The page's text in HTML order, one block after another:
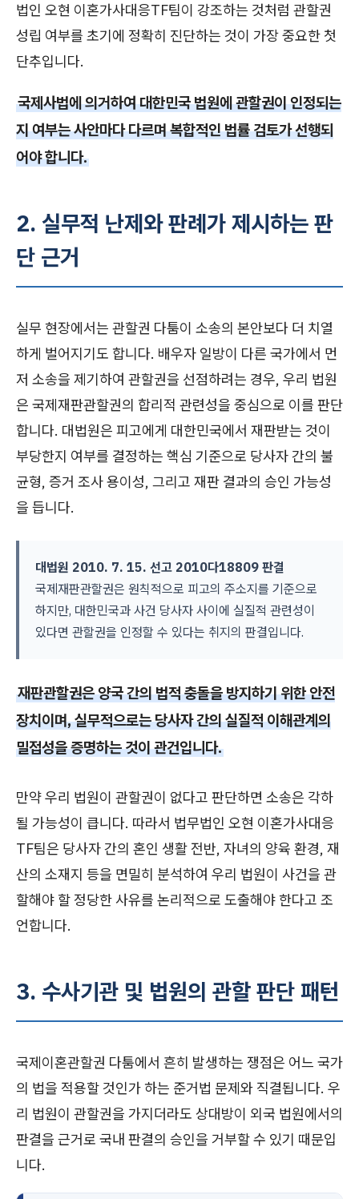
법인 오현 이혼가사대응TF팀이 강조하는 것처럼 관할권
성립 여부를 초기에 정확히 진단하는 것이 가장 중요한 첫
단추입니다.
국제사법에 의거하여 대한민국 법원에 관할권이 인정되는
지 여부는 사안마다 다르며 복합적인 법률 검토가 선행되
어야 합니다.
2. 실무적 난제와 판례가 제시하는 판
단 근거
실무 현장에서는 관할권 다툼이 소송의 본안보다 더 치열
하게 벌어지기도 합니다. 배우자 일방이 다른 국가에서 먼
저 소송을 제기하여 관할권을 선점하려는 경우, 우리 법원
은 국제재판관할권의 합리적 관련성을 중심으로 이를 판단
합니다. 대법원은 피고에게 대한민국에서 재판받는 것이
부당한지 여부를 결정하는 핵심 기준으로 당사자 간의 불
균형, 증거 조사 용이성, 그리고 재판 결과의 승인 가능성
을 듭니다.
대법원 2010. 7. 15. 선고 2010다18809 판결
국제재판관할권은 원칙적으로 피고의 주소지를 기준으로
하지만, 대한민국과 사건 당사자 사이에 실질적 관련성이
있다면 관할권을 인정할 수 있다는 취지의 판결입니다.
재판관할권은 양국 간의 법적 충돌을 방지하기 위한 안전
장치이며, 실무적으로는 당사자 간의 실질적 이해관계의
밀접성을 증명하는 것이 관건입니다.
만약 우리 법원이 관할권이 없다고 판단하면 소송은 각하
될 가능성이 큽니다. 따라서 법무법인 오현 이혼가사대응
TF팀은 당사자 간의 혼인 생활 전반, 자녀의 양육 환경, 재
산의 소재지 등을 면밀히 분석하여 우리 법원이 사건을 관
할해야 할 정당한 사유를 논리적으로 도출해야 한다고 조
언합니다.
3. 수사기관 및 법원의 관할 판단 패턴
국제이혼관할권 다툼에서 흔히 발생하는 쟁점은 어느 국가
의 법을 적용할 것인가 하는 준거법 문제와 직결됩니다. 우
리 법원이 관할권을 가지더라도 상대방이 외국 법원에서의
판결을 근거로 국내 판결의 승인을 거부할 수 있기 때문입
니다.